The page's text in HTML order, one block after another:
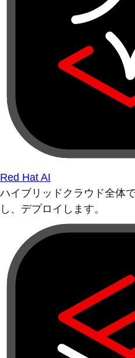
Red Hat AI
ハイブリッドクラウド全体
し、デプロイします。